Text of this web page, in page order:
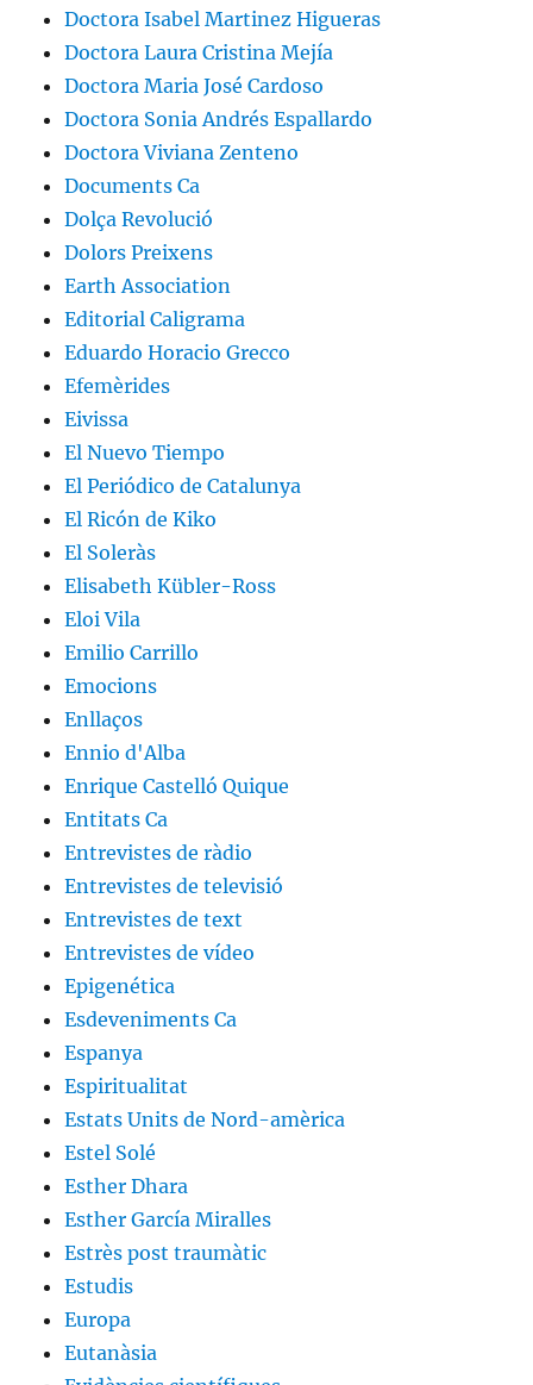
Doctora Isabel Martinez Higueras
Doctora Laura Cristina Mejía
Doctora Maria José Cardoso
Doctora Sonia Andrés Espallardo
Doctora Viviana Zenteno
Documents Ca
Dolça Revolució
Dolors Preixens
Earth Association
Editorial Caligrama
Eduardo Horacio Grecco
Efemèrides
Eivissa
El Nuevo Tiempo
El Periódico de Catalunya
El Ricón de Kiko
El Soleràs
Elisabeth Kübler-Ross
Eloi Vila
Emilio Carrillo
Emocions
Enllaços
Ennio d'Alba
Enrique Castelló Quique
Entitats Ca
Entrevistes de ràdio
Entrevistes de televisió
Entrevistes de text
Entrevistes de vídeo
Epigenética
Esdeveniments Ca
Espanya
Espiritualitat
Estats Units de Nord-amèrica
Estel Solé
Esther Dhara
Esther García Miralles
Estrès post traumàtic
Estudis
Europa
Eutanàsia